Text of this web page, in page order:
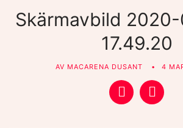
Skärmavbild
17.49.20
AV MACARENA DUSANT 4